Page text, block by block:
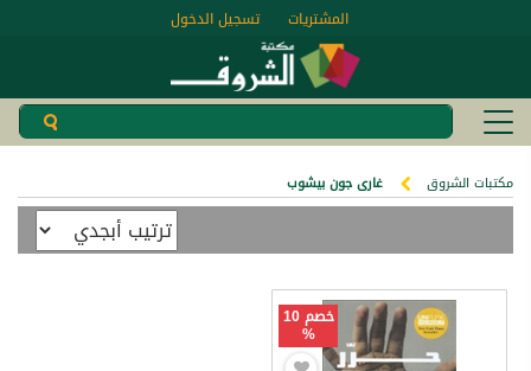
تسجيل الدخول المشتريات
مكتبات الشروق غارى جون بيشوب
خصم 10
%